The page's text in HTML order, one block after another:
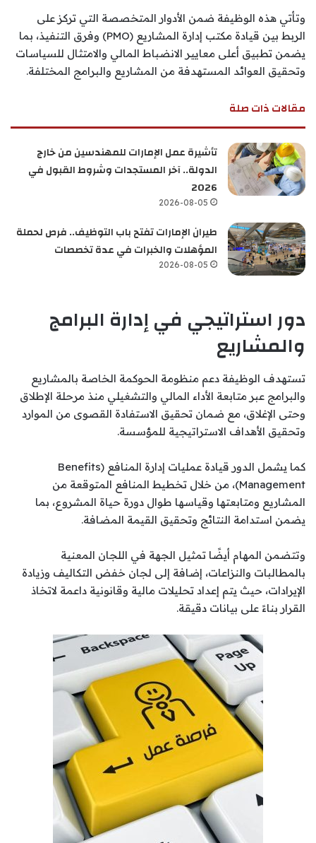
وتأتي هذه الوظيفة ضمن الأدوار المتخصصة التي تركز على
الربط بين قيادة مكتب إدارة المشاريع (PMO) وفرق التنفيذ، بما
يضمن تطبيق أعلى معايير الانضباط المالي والامتثال للسياسات
وتحقيق العوائد المستهدفة من المشاريع والبرامج المختلفة.
مقالات ذات صلة
تأشيرة عمل الإمارات للمهندسين من خارج
الدولة.. آخر المستجدات وشروط القبول في
2026
2026-08-05
طيران الإمارات تفتح باب التوظيف.. فرص لحملة
المؤهلات والخبرات في عدة تخصصات
2026-08-05
دور استراتيجي في إدارة البرامج
والمشاريع
تستهدف الوظيفة دعم منظومة الحوكمة الخاصة بالمشاريع
والبرامج عبر متابعة الأداء المالي والتشغيلي منذ مرحلة الإطلاق
وحتى الإغلاق، مع ضمان تحقيق الاستفادة القصوى من الموارد
وتحقيق الأهداف الاستراتيجية للمؤسسة.
كما يشمل الدور قيادة عمليات إدارة المنافع (Benefits
Management)، من خلال تخطيط المنافع المتوقعة من
المشاريع ومتابعتها وقياسها طوال دورة حياة المشروع، بما
يضمن استدامة النتائج وتحقيق القيمة المضافة.
وتتضمن المهام أيضًا تمثيل الجهة في اللجان المعنية
بالمطالبات والنزاعات، إضافة إلى لجان خفض التكاليف وزيادة
الإيرادات، حيث يتم إعداد تحليلات مالية وقانونية داعمة لاتخاذ
القرار بناءً على بيانات دقيقة.